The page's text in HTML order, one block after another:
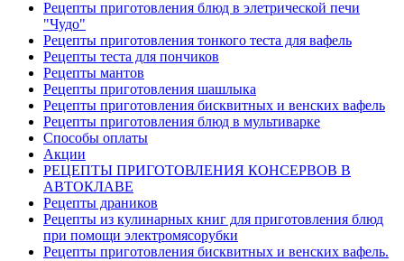
Рецепты приготовления блюд в элетрической печи
"Чудо"
Рецепты приготовления тонкого теста для вафель
Рецепты теста для пончиков
Рецепты мантов
Рецепты приготовления шашлыка
Рецепты приготовления бисквитных и венских вафель
Рецепты приготовления блюд в мультиварке
Способы оплаты
Акции
РЕЦЕПТЫ ПРИГОТОВЛЕНИЯ КОНСЕРВОВ В
АВТОКЛАВЕ
Рецепты драников
Рецепты из кулинарных книг для приготовления блюд
при помощи электромясорубки
Рецепты приготовления бисквитных и венских вафель.